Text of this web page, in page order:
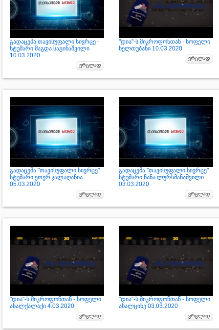
გადაცემა თავისუფალი სივრცე -
სტუმარი მაგდა საგინაშვილი
10.03.2020
"დია"-ს მიკროფონთან - სოფელი
ხელთუბანი 10.03.2020
გადაცემა "თავისუფალი სივრცე"
სტუმარი ეთერ ჯალაღანია
05.03.2020
გადაცემა "თავისუფალი სივრცე"
სტუმარი ნანა ლურსმანაშვილი
03.03.2020
"დია"-ს მიკროფონთან - სოფელი
ახალქალაქი 4.03.2020
"დია"-ს მიკროფონთან - სოფელი
ახალციხე 03.03.2020